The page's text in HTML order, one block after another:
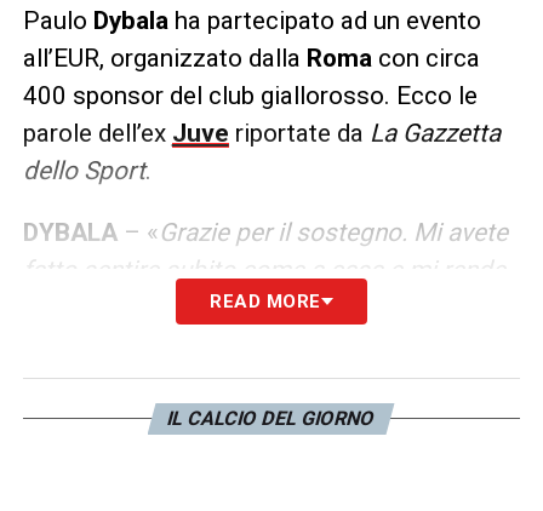
Paulo Dybala ha partecipato ad un evento
all’EUR, organizzato dalla Roma con circa
400 sponsor del club giallorosso. Ecco le
parole dell’ex Juve riportate da La Gazzetta
dello Sport.
DYBALA – «Grazie per il sostegno. Mi avete
fatto sentire subito come a casa e mi rende
più facile rendere al meglio. Ci è mancato
anno incredibile. Sono sempre stato
innamorato di Roma. Io e la mia famiglia
READ MORE
IL CALCIO DEL GIORNO